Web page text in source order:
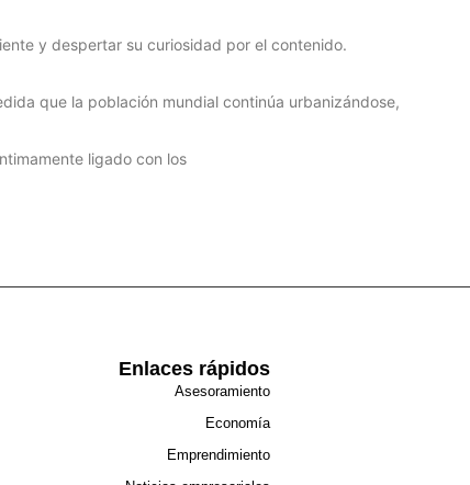
y despertar su curiosidad por el contenido.
que la población mundial continúa urbanizándose,
ligado con los
Enlaces rápidos
Asesoramiento
Economía
Emprendimiento